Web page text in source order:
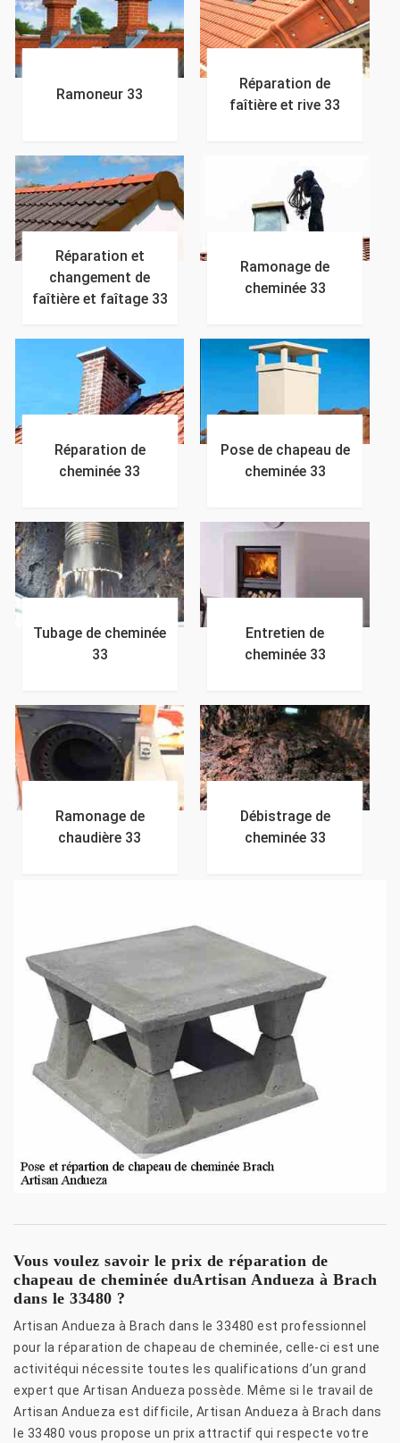
Ramoneur 33
Réparation de
faîtière et rive 33
Réparation et
changement de
faîtière et faîtage 33
Ramonage de
cheminée 33
Réparation de
cheminée 33
Pose de chapeau de
cheminée 33
Tubage de cheminée
33
Entretien de
cheminée 33
Ramonage de
chaudière 33
Débistrage de
cheminée 33
Vous voulez savoir le prix de réparation de
chapeau de cheminée duArtisan Andueza à Brach
dans le 33480 ?
Artisan Andueza à Brach dans le 33480 est professionnel
pour la réparation de chapeau de cheminée, celle-ci est une
activitéqui nécessite toutes les qualifications d’un grand
expert que Artisan Andueza possède. Même si le travail de
Artisan Andueza est difficile, Artisan Andueza à Brach dans
le 33480 vous propose un prix attractif qui respecte votre